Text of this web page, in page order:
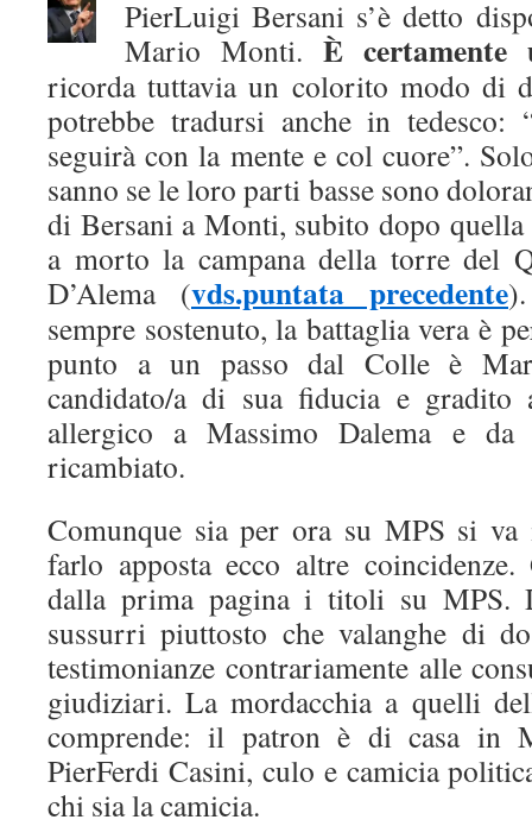
PierLuigi Bersani s’è detto
Mario Monti. È certamente
ricorda tuttavia un colorito modo di
potrebbe tradursi anche in
seguirà con la mente e col cuore”.
sanno se le loro parti basse sono
di Bersani a Monti, subito dopo quella
a morto la campana della torre del
D’Alema (vds.puntata precedente
sempre sostenuto, la battaglia vera è
punto a un passo dal Colle è
candidato/a di sua fiducia e gradito
allergico a Massimo Dalema e da
ricambiato.
Comunque sia per ora su MPS si va
farlo apposta ecco altre
dalla prima pagina i titoli su MPS.
sussurri piuttosto che valanghe di
testimonianze contrariamente alle
giudiziari. La mordacchia a quelli
comprende: il patron è di casa in
PierFerdi Casini, culo e camicia
chi sia la camicia.